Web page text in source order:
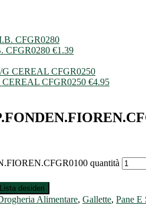
CFGR0280 €1.39
CFGR0250 €4.95
quantità
desideri
Alimentare, Gallette, Pane E